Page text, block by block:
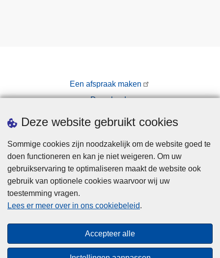
Deze website gebruikt cookies
Sommige cookies zijn noodzakelijk om de website goed te
doen functioneren en kan je niet weigeren. Om uw
gebruikservaring te optimaliseren maakt de website ook
gebruik van optionele cookies waarvoor wij uw
toestemming vragen.
Lees er meer over in ons cookiebeleid.
Accepteer alle
Een afspraak maken
Downloads
Privacy
Cookies
Toegankelijkheid